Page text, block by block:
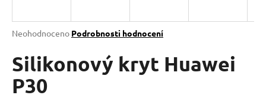
Průměrné
produktu
je
0,0
Neohodnoceno Podrobnosti hodnocení
Silikonový kryt Huawei
P30
j
t
?